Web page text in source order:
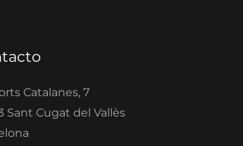
Catalanes, 7
Sant Cugat del Vallès